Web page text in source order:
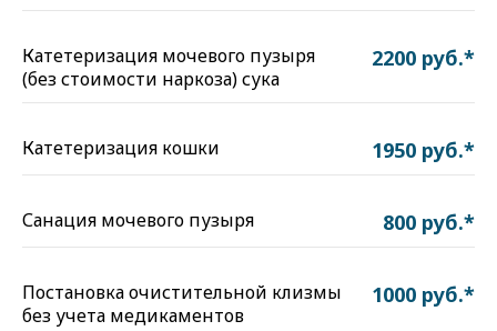
Катетеризация мочевого пузыря
(без стоимости наркоза) сука
2200 руб.*
Катетеризация кошки 1950 руб.*
Санация мочевого пузыря 800 руб.*
Постановка очистительной клизмы
без учета медикаментов
1000 руб.*